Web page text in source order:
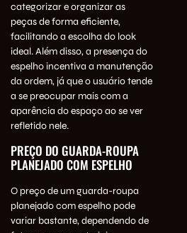
categorizar e organizar as
peças de forma eficiente,
facilitando a escolha do look
ideal. Além disso, a presença do
espelho incentiva a manutenção
da ordem, já que o usuário tende
a se preocupar mais com a
aparência do espaço ao se ver
refletido nele.
PREÇO DO GUARDA-ROUPA
PLANEJADO COM ESPELHO
O preço de um guarda-roupa
planejado com espelho pode
variar bastante, dependendo de